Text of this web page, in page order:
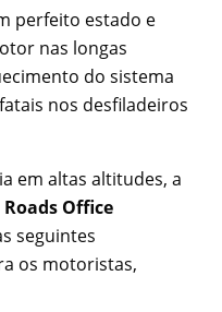
perfeito estado e
nas longas
do sistema
nos desfiladeiros
em altas altitudes, a
Office
seguintes
os motoristas,